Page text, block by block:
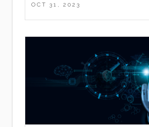
OCT 31, 2023